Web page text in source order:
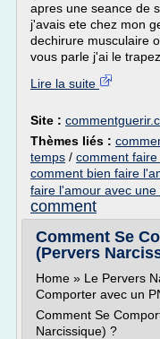
apres une seance de
j'avais ete chez mon
dechirure musculaire
vous parle j'ai le
Lire la suite
Site :
Thèmes liés :
temps / comment
comment bien faire
faire l'amour avec une
comment
Comment Se
(Pervers
Home » Le Pervers
Comporter avec un
Comment Se
Narcissique) ?